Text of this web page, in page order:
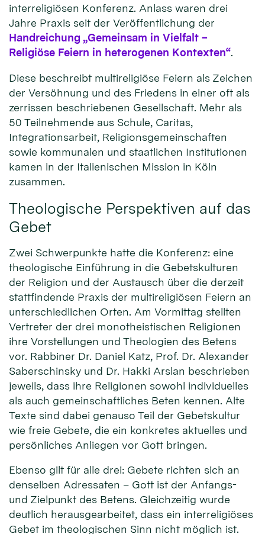
interreligiösen Konferenz. Anlass waren drei
Jahre Praxis seit der Veröffentlichung der
Handreichung „Gemeinsam in Vielfalt –
Religiöse Feiern in heterogenen Kontexten“.
Diese beschreibt multireligiöse Feiern als Zeichen
der Versöhnung und des Friedens in einer oft als
zerrissen beschriebenen Gesellschaft. Mehr als
50 Teilnehmende aus Schule, Caritas,
Integrationsarbeit, Religionsgemeinschaften
sowie kommunalen und staatlichen Institutionen
kamen in der Italienischen Mission in Köln
zusammen.
Theologische Perspektiven auf das
Gebet
Zwei Schwerpunkte hatte die Konferenz: eine
theologische Einführung in die Gebetskulturen
der Religion und der Austausch über die derzeit
stattfindende Praxis der multireligiösen Feiern an
unterschiedlichen Orten. Am Vormittag stellten
Vertreter der drei monotheistischen Religionen
ihre Vorstellungen und Theologien des Betens
vor. Rabbiner Dr. Daniel Katz, Prof. Dr. Alexander
Saberschinsky und Dr. Hakki Arslan beschrieben
jeweils, dass ihre Religionen sowohl individuelles
als auch gemeinschaftliches Beten kennen. Alte
Texte sind dabei genauso Teil der Gebetskultur
wie freie Gebete, die ein konkretes aktuelles und
persönliches Anliegen vor Gott bringen.
Ebenso gilt für alle drei: Gebete richten sich an
denselben Adressaten – Gott ist der Anfangs-
und Zielpunkt des Betens. Gleichzeitig wurde
deutlich herausgearbeitet, dass ein interreligiöses
Gebet im theologischen Sinn nicht möglich ist.